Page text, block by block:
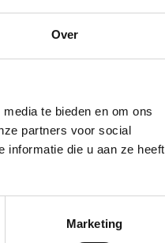
Over
te bieden en om ons
partners voor social
informatie die u aan ze heeft
Marketing